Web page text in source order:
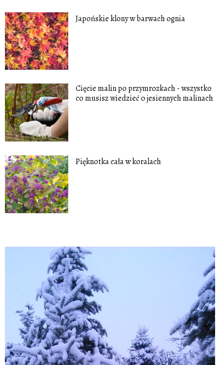
Japońskie klony w barwach ognia
Cięcie malin po przymrozkach - wszystko
co musisz wiedzieć o jesiennych malinach
Pięknotka cała w koralach